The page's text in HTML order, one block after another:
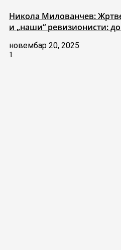
Никола Милованчев: Жртве
и „наши“ ревизионисти: до
новембар 20, 2025